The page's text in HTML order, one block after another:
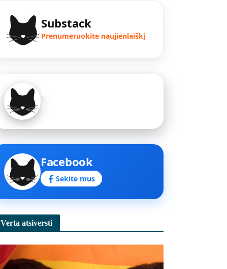
Substack
Prenumeruokite naujienlaiškį
Facebook
Sekite mus
Verta atsiversti